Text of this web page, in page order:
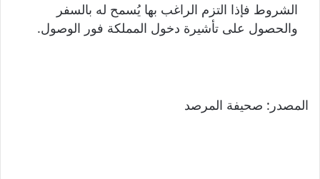
الشروط فإذا التزم الراغب بها يُسمح له بالسفر
والحصول على تأشيرة دخول المملكة فور الوصول.
المصدر: صحيفة المرصد